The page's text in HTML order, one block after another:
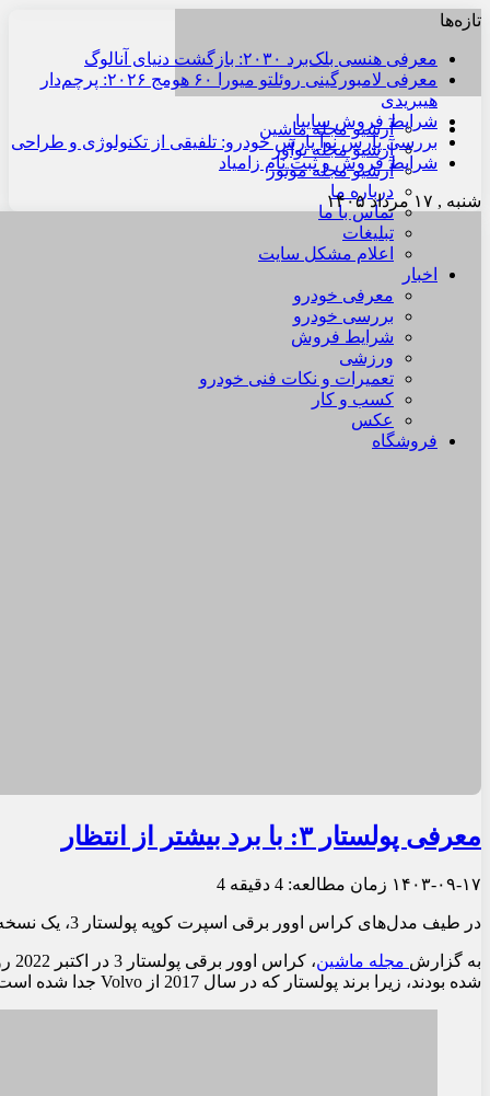
آرشیو مجله ماشین
آرشیو مجله نوآور
آرشیو مجله موتور
درباره ما
تماس با ما
تبلیغات
اعلام مشکل سایت
اخبار
معرفی خودرو
بررسی خودرو
شرایط فروش
ورزشی
تعمیرات و نکات فنی خودرو
کسب و کار
عکس
فروشگاه
تازه‌ها
معرفی هنسی بلک‌برد ۲۰۳۰: بازگشت دنیای آنالوگ
معرفی لامبورگینی روئلتو میورا ۶۰ هومج ۲۰۲۶: پرچم‌دار
هیبریدی
شرایط فروش سایپا
بررسی پارس نوآ پارس خودرو: تلفیقی از تکنولوژی و طراحی
شرایط فروش و ثبت نام زامیاد
شنبه , ۱۷ مرداد ۱۴۰۵
معرفی پولستار ۳: با برد بیشتر از انتظار
۱۴۰۳-۰۹-۱۷ زمان مطالعه: 4 دقیقه
در طیف مدل‌های کراس اوور برقی اسپرت کوپه پولستار 3، یک نسخه پایه غیر اسپرت به نام Long Range Single Motor اضافه شده است: این خودرو در 7.8 ثانیه به سرعت 100 کیلومتر در ساعت می‌رسد و می‌تواند تا 706 کیلومتر را با یک بار شارژ طی کند.
به گزارش مجله ماشین
شده بودند، زیرا برند پولستار که در سال 2017 از Volvo جدا شده است، خود را به عنوان یک برند اسپرت معرفی می‌کند و قصد دارد با پورشه رقابت کند.